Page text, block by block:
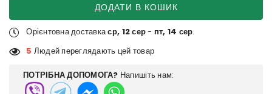
ДОДАТИ В КОШИК
Орієнтовна доставкаср, 12 сер- пт, 14 сер.
5 Людей переглядають цей товар
ПОТРІБНА ДОПОМОГА? Напишіть нам: